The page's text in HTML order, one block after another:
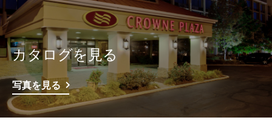
カタログを見る
写真を見る